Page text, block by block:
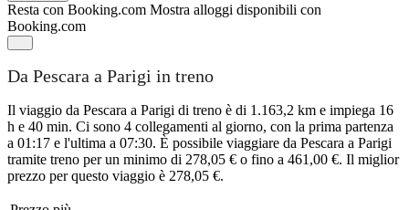
Resta con Booking.com Mostra alloggi disponibili con
Booking.com
Da Pescara a Parigi in treno
Il viaggio da Pescara a Parigi di treno è di 1.163,2 km e impiega 16
h e 40 min. Ci sono 4 collegamenti al giorno, con la prima partenza
a 01:17 e l'ultima a 07:30. È possibile viaggiare da Pescara a Parigi
tramite treno per un minimo di 278,05 € o fino a 461,00 €. Il miglior
prezzo per questo viaggio è 278,05 €.